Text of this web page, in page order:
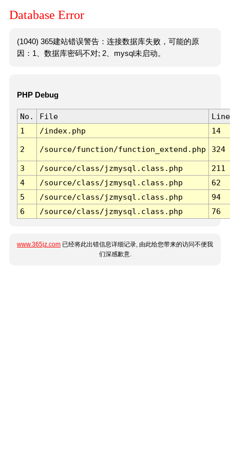
Database Error
(1040) 365建站错误警告：连接数据库失败，可能的原
因：1、数据库密码不对; 2、mysql未启动。
PHP Debug
No. File
Line
1
/index.php 14
2 /source/function/function_extend.php 324
3 /source/class/jzmysql.class.php
211
4
/source/class/jzmysql.class.php
62
5
/source/class/jzmysql.class.php
94
6
/source/class/jzmysql.class.php 76
www.365jz.com 已经将此出错信息详细记录, 由此给您带来的访问不便我
们深感歉意.